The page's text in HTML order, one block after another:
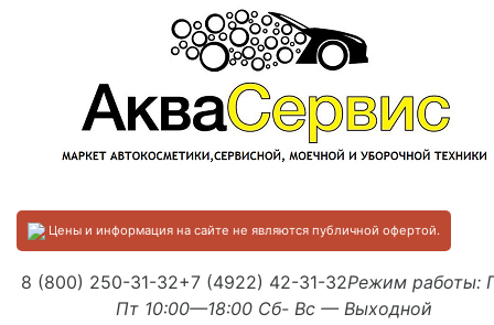
Цены и информация на сайте не являются публичной офертой.
8 (800) 250-31-32+7 (4922) 42-31-32Режим работы:
Пт 10:00—18:00 Сб- Вс — Выходной